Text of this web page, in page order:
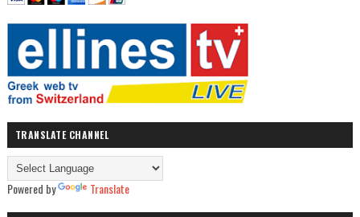
TRANSLATE CHANNEL
Powered by Translate